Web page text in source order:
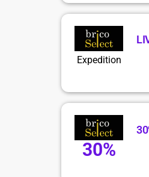
Expedition
30%